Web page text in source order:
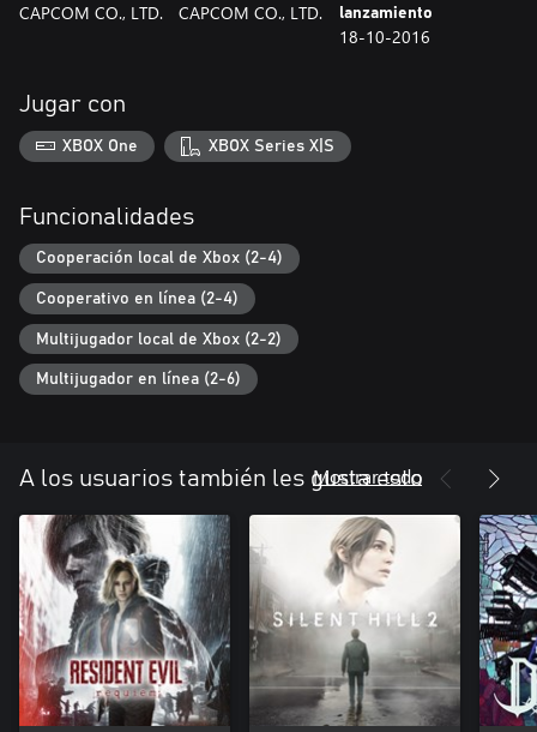
CAPCOM CO., LTD. CAPCOM CO., LTD.
lanzamiento
18-10-2016
Jugar con
XBOX One XBOX Series X|S
Funcionalidades
Cooperación local de Xbox (2-4)
Cooperativo en línea (2-4)
Multijugador local de Xbox (2-2)
Multijugador en línea (2-6)
A los usuarios también les gusta esto
Mostrar todo